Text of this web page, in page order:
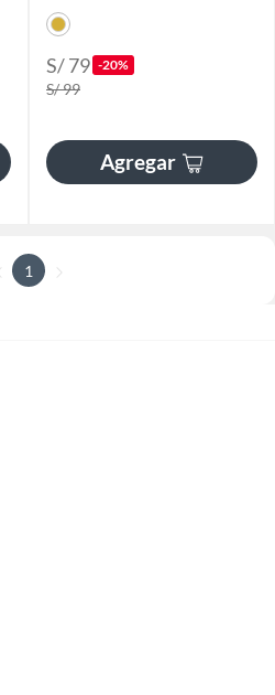
S/ 79 -20%
S/ 99
Agregar
1